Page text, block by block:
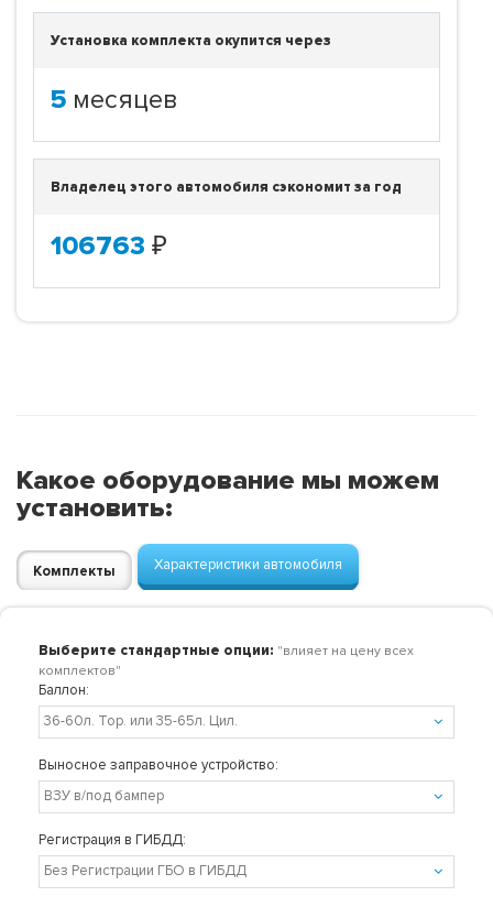
Установка комплекта окупится через
5 месяцев
Владелец этого автомобиля сэкономит за год
106763 ₽
Какое оборудование мы можем
установить:
Комплекты Характеристики автомобиля
Выберите стандартные опции: "влияет на цену всех
комплектов"
Баллон:
Выносное заправочное устройство:
Регистрация в ГИБДД: